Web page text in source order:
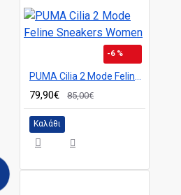
-6 %
PUMA Cilia 2 Mode Feline Sneakers Women
79,90€ 85,00€
Καλάθι